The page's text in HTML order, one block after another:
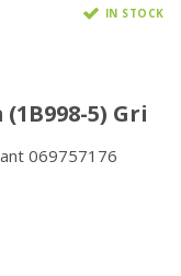
IN STOCK
5) Gri
069757176